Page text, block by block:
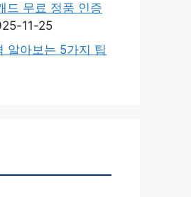
드 무료 정품 인증
11-25
알아보는 5가지 팁